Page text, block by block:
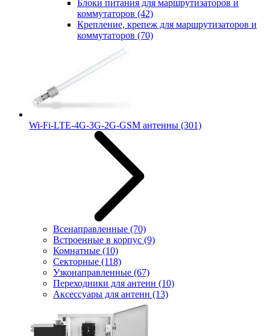
Блоки питания для маршрутизаторов и
коммутаторов (42)
Крепление, крепеж для маршрутизаторов и
коммутаторов (70)
Wi-Fi-LTE-4G-3G-2G-GSM антенны (301)
Всенаправленные (70)
Встроенные в корпус (9)
Комнатные (10)
Секторные (118)
Узконаправленные (67)
Переходники для антенн (10)
Аксессуары для антенн (13)